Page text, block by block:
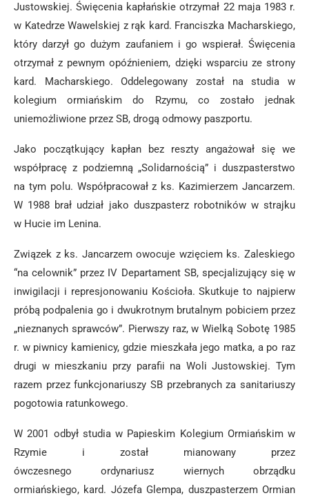
Justowskiej. Święcenia kapłańskie otrzymał 22 maja 1983 r.
w Katedrze Wawelskiej z rąk kard. Franciszka Macharskiego,
który darzył go dużym zaufaniem i go wspierał. Święcenia
otrzymał z pewnym opóźnieniem, dzięki wsparciu ze strony
kard. Macharskiego. Oddelegowany został na studia w
kolegium ormiańskim do Rzymu, co zostało jednak
uniemożliwione przez SB, drogą odmowy paszportu.
Jako początkujący kapłan bez reszty angażował się we
współpracę z podziemną „Solidarnością” i duszpasterstwo
na tym polu. Współpracował z ks. Kazimierzem Jancarzem.
W 1988 brał udział jako duszpasterz robotników w strajku
w Hucie im Lenina.
Związek z ks. Jancarzem owocuje wzięciem ks. Zaleskiego
“na celownik” przez IV Departament SB, specjalizujący się w
inwigilacji i represjonowaniu Kościoła. Skutkuje to najpierw
próbą podpalenia go i dwukrotnym brutalnym pobiciem przez
„nieznanych sprawców”. Pierwszy raz, w Wielką Sobotę 1985
r. w piwnicy kamienicy, gdzie mieszkała jego matka, a po raz
drugi w mieszkaniu przy parafii na Woli Justowskiej. Tym
razem przez funkcjonariuszy SB przebranych za sanitariuszy
pogotowia ratunkowego.
W 2001 odbył studia w Papieskim Kolegium Ormiańskim w
Rzymie i został mianowany przez
ówczesnego ordynariusz wiernych obrządku
ormiańskiego, kard. Józefa Glempa, duszpasterzem Ormian